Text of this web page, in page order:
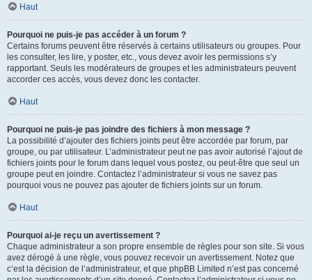
Haut
Pourquoi ne puis-je pas accéder à un forum ?
Certains forums peuvent être réservés à certains utilisateurs ou groupes. Pour
les consulter, les lire, y poster, etc., vous devez avoir les permissions s’y
rapportant. Seuls les modérateurs de groupes et les administrateurs peuvent
accorder ces accès, vous devez donc les contacter.
Haut
Pourquoi ne puis-je pas joindre des fichiers à mon message ?
La possibilité d’ajouter des fichiers joints peut être accordée par forum, par
groupe, ou par utilisateur. L’administrateur peut ne pas avoir autorisé l’ajout de
fichiers joints pour le forum dans lequel vous postez, ou peut-être que seul un
groupe peut en joindre. Contactez l’administrateur si vous ne savez pas
pourquoi vous ne pouvez pas ajouter de fichiers joints sur un forum.
Haut
Pourquoi ai-je reçu un avertissement ?
Chaque administrateur a son propre ensemble de règles pour son site. Si vous
avez dérogé à une règle, vous pouvez recevoir un avertissement. Notez que
c’est la décision de l’administrateur, et que phpBB Limited n’est pas concerné